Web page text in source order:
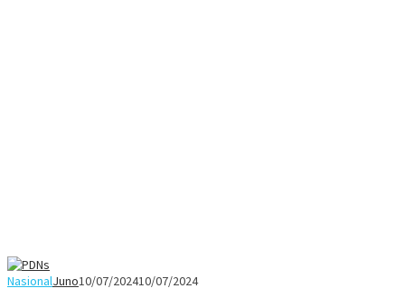
NasionalJuno10/07/202410/07/2024